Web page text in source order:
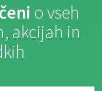
o vseh
akcijah in